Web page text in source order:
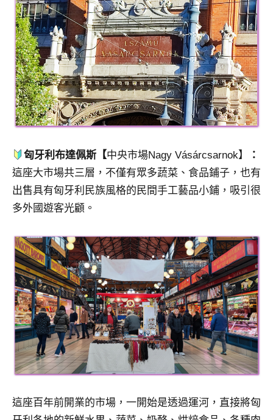
匈牙利布達佩斯【中央市場Nagy Vásárcsarnok】
：
這座大市場共三層，不僅有眾多蔬菜、食品鋪子，也有
出售具有匈牙利民族風格的民間手工藝品小鋪，吸引很
多外國遊客光顧。
這座百年前開業的市場，一開始是透過運河，直接將匈